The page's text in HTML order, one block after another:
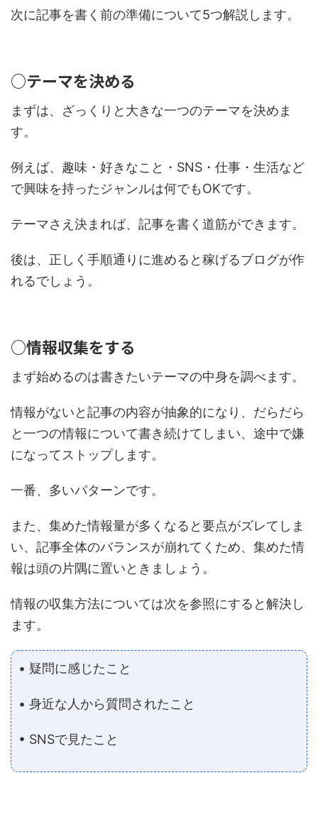
次に記事を書く前の準備について5つ解説します。
○テーマを決める
まずは、ざっくりと大きな一つのテーマを決めま
す。
例えば、趣味・好きなこと・SNS・仕事・生活など
で興味を持ったジャンルは何でもOKです。
テーマさえ決まれば、記事を書く道筋ができます。
後は、正しく手順通りに進めると稼げるブログが作
れるでしょう。
○情報収集をする
まず始めるのは書きたいテーマの中身を調べます。
情報がないと記事の内容が抽象的になり、だらだら
と一つの情報について書き続けてしまい、途中で嫌
になってストップします。
一番、多いパターンです。
また、集めた情報量が多くなると要点がズレてしま
い、記事全体のバランスが崩れてくため、集めた情
報は頭の片隅に置いときましょう。
情報の収集方法については次を参照にすると解決し
ます。
• 疑問に感じたこと
• 身近な人から質問されたこと
• SNSで見たこと